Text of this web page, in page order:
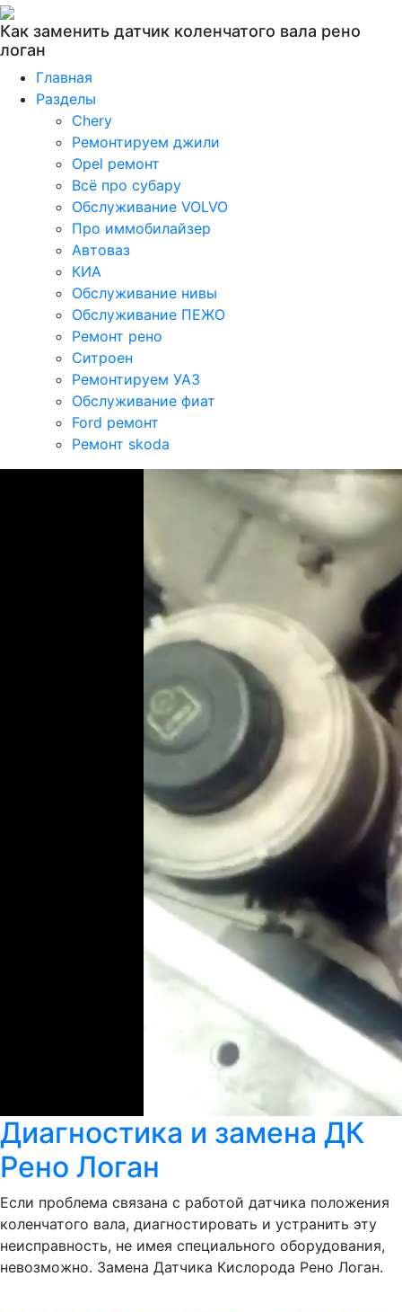
Как заменить датчик коленчатого вала рено
логан
Главная
Разделы
Chery
Ремонтируем джили
Opel ремонт
Всё про субару
Обслуживание VOLVO
Про иммобилайзер
Автоваз
КИА
Обслуживание нивы
Обслуживание ПЕЖО
Ремонт рено
Ситроен
Ремонтируем УАЗ
Обслуживание фиат
Ford ремонт
Ремонт skoda
Диагностика и замена ДК
Рено Логан
Если проблема связана с работой датчика положения
коленчатого вала, диагностировать и устранить эту
неисправность, не имея специального оборудования,
невозможно. Замена Датчика Кислорода Рено Логан.